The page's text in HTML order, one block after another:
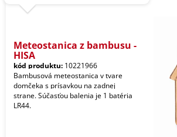
Meteostanica z bambusu -
HISA
kód produktu: 10221966
Bambusová meteostanica v tvare
domčeka s prísavkou na zadnej
strane. Súčasťou balenia je 1 batéria
LR44.